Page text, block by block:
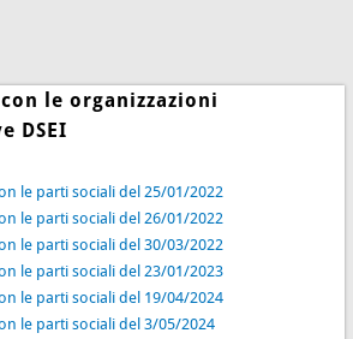
le organizzazioni
DSEI
le parti sociali del 25/01/2022
le parti sociali del 26/01/2022
le parti sociali del 30/03/2022
le parti sociali del 23/01/2023
le parti sociali del 19/04/2024
le parti sociali del 3/05/2024